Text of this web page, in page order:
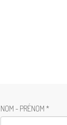
NOM - PRÉNOM *